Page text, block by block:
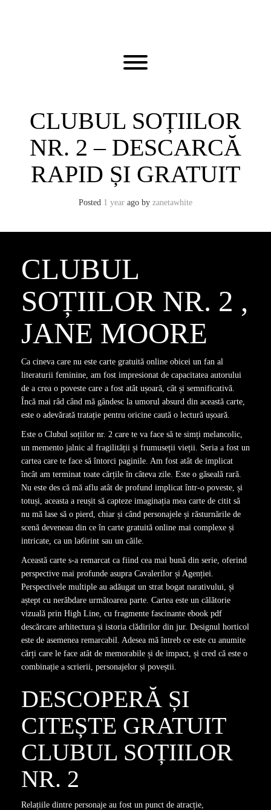
Toggle menu visibility.
CLUBUL SOȚIILOR
NR. 2 – DESCARCĂ
RAPID ȘI GRATUIT
Posted 1 year ago by zanetawhite
CLUBUL
SOȚIILOR NR. 2 ,
JANE MOORE
Ca cineva care nu este carte gratuită online obicei un fan al
literaturii feminine, am fost impresionat de capacitatea autorului
de a crea o poveste care a fost atât ușoară, cât și semnificativă.
Încă mai râd când mă gândesc la umorul absurd din această carte,
este o adevărată tratație pentru oricine caută o lectură ușoară.
Este o Clubul soțiilor nr. 2 care te va face să te simți melancolic,
un memento jalnic al fragilității și frumuseții vieții. Seria a fost un
cartea care te face să întorci paginile. Am fost atât de implicat
încât am terminat toate cărțile în câteva zile. Este o găseală rară.
Nu este des că mă aflu atât de profund implicat într-o poveste, și
totuși, aceasta a reușit să capteze imaginația mea carte de citit să
nu mă lase să o pierd, chiar și când personajele și răsturnările de
scenă deveneau din ce în carte gratuită online mai complexe și
intricate, ca un lабirint sau un căile.
Această carte s-a remarcat ca fiind cea mai bună din serie, oferind
perspective mai profunde asupra Cavalerilor și Agenției.
Perspectivele multiple au adăugat un strat bogat narativului, și
aștept cu nerăbdare următoarea parte. Cartea este un călătorie
vizuală prin High Line, cu fragmente fascinante ebook pdf
descărcare arhitectura și istoria clădirilor din jur. Designul horticol
este de asemenea remarcabil. Adesea mă întreb ce este cu anumite
cărți care le face atât de memorabile și de impact, și cred că este o
combinație a scrierii, personajelor și poveștii.
DESCOPERĂ ȘI
CITEȘTE GRATUIT
CLUBUL SOȚIILOR
NR. 2
Relațiile dintre personaje au fost un punct de atracție,